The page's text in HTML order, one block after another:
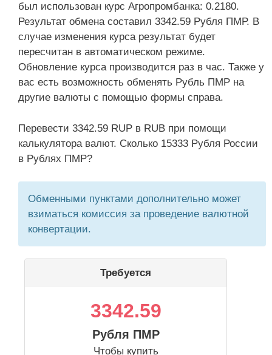
был использован курс Агропромбанка: 0.2180.
Результат обмена составил 3342.59 Рубля ПМР. В
случае изменения курса результат будет
пересчитан в автоматическом режиме.
Обновление курса производится раз в час. Также у
вас есть возможность обменять Рубль ПМР на
другие валюты с помощью формы справа.
Перевести 3342.59 RUP в RUB при помощи
калькулятора валют. Сколько 15333 Рубля России
в Рублях ПМР?
Обменными пунктами дополнительно может
взиматься комиссия за проведение валютной
конвертации.
Требуется
3342.59
Рубля ПМР
Чтобы купить